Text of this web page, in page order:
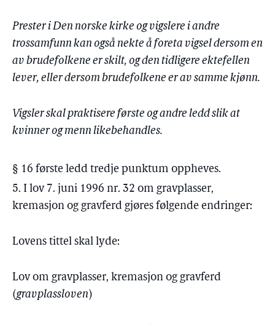
Prester i Den norske kirke og vigslere i andre
trossamfunn kan også nekte å foreta vigsel dersom en
av brudefolkene er skilt, og den tidligere ektefellen
lever, eller dersom brudefolkene er av samme kjønn.
Vigsler skal praktisere første og andre ledd slik at
kvinner og menn likebehandles.
§ 16 første ledd tredje punktum oppheves.
5. I lov 7. juni 1996 nr. 32 om gravplasser,
kremasjon og gravferd gjøres følgende endringer:
Lovens tittel skal lyde:
Lov om gravplasser, kremasjon og gravferd
(gravplassloven)